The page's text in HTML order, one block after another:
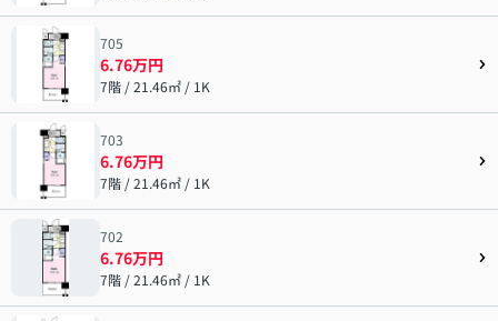
705
6.76万円
7階 / 21.46㎡ / 1K
703
6.76万円
7階 / 21.46㎡ / 1K
702
6.76万円
7階 / 21.46㎡ / 1K